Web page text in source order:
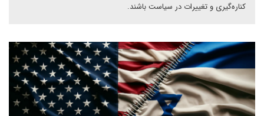
کناره‌گیری و تغییرات در سیاست باشند.